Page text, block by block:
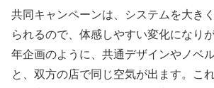
共同キャンペーンは、システムを大き
られるので、体感しやすい変化になり
年企画のように、共通デザインやノベ
と、双方の店で同じ空気が出ます。こ